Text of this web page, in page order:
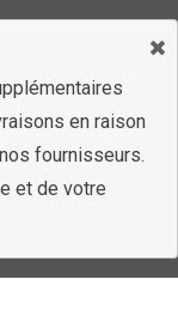
en raison
fournisseurs.
et de votre